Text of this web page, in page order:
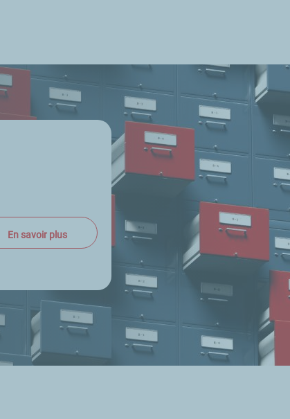
En savoir plus